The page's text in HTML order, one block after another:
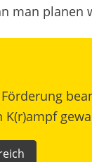
man planen